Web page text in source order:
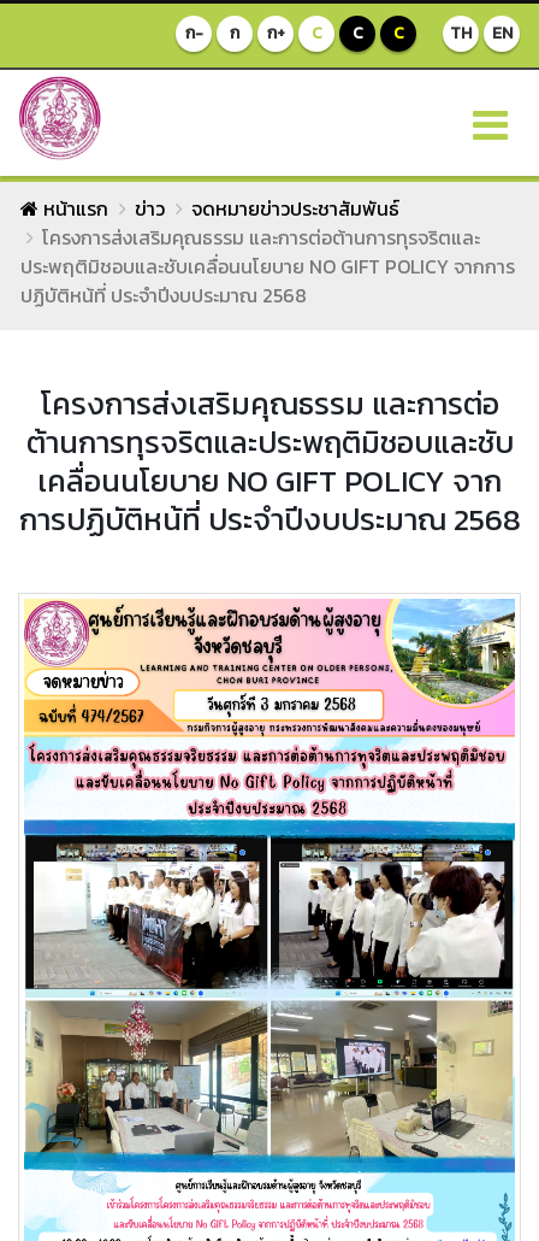
TH EN
ก- ก ก+ C C C
หน้าแรก ข่าว
จดหมายข่าวประชาสัมพันธ์
โครงการส่งเสริมคุณธรรม และการต่อต้านการทุรจริตและ
ประพฤติมิชอบและชับเคลื่อนนโยบาย NO GIFT POLICY จากการ
ปฏิบัติหน้ที่ ประจำปีงบประมาณ 2568
โครงการส่งเสริมคุณธรรม และการต่อ
ต้านการทุรจริตและประพฤติมิชอบและชับ
เคลื่อนนโยบาย NO GIFT POLICY จาก
การปฏิบัติหน้ที่ ประจำปีงบประมาณ 2568